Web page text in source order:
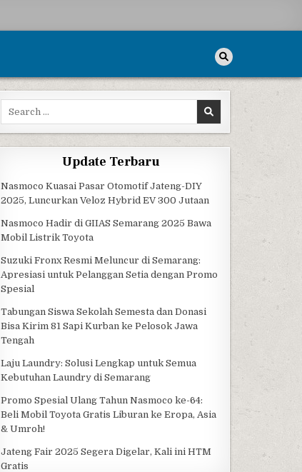
Search for:
Update Terbaru
Nasmoco Kuasai Pasar Otomotif Jateng-DIY
2025, Luncurkan Veloz Hybrid EV 300 Jutaan
Nasmoco Hadir di GIIAS Semarang 2025 Bawa
Mobil Listrik Toyota
Suzuki Fronx Resmi Meluncur di Semarang:
Apresiasi untuk Pelanggan Setia dengan Promo
Spesial
Tabungan Siswa Sekolah Semesta dan Donasi
Bisa Kirim 81 Sapi Kurban ke Pelosok Jawa
Tengah
Laju Laundry: Solusi Lengkap untuk Semua
Kebutuhan Laundry di Semarang
Promo Spesial Ulang Tahun Nasmoco ke-64:
Beli Mobil Toyota Gratis Liburan ke Eropa, Asia
& Umroh!
Jateng Fair 2025 Segera Digelar, Kali ini HTM
Gratis